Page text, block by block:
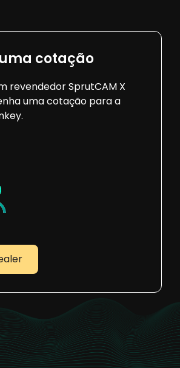
cotação
revendedor SprutCAM X
uma cotação para a